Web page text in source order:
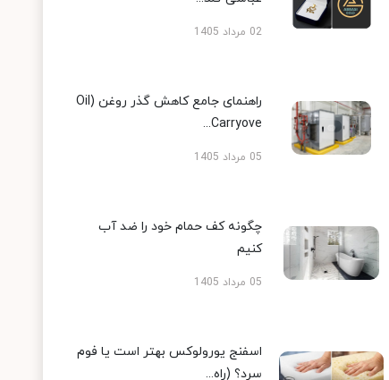
02 مرداد 1405
راهنمای جامع کاهش گذر روغن (Oil
Carryove...
05 مرداد 1405
چگونه کف حمام خود را ضد آب
کنیم
05 مرداد 1405
اسفنج یورولوکس بهتر است یا فوم
سرد؟ (راه...